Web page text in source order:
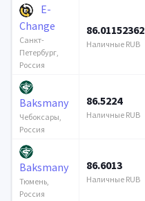
E-
Change
Санкт-
Петербург,
Россия
86.01152362
Наличные RUB
Baksmany
Чебоксары,
Россия
86.5224
Наличные RUB
Baksmany
Тюмень,
Россия
86.6013
Наличные RUB